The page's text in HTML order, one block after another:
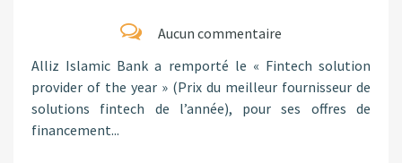
Aucun commentaire
Alliz Islamic Bank a remporté le « Fintech solution
provider of the year » (Prix du meilleur fournisseur de
solutions fintech de l’année), pour ses offres de
financement...